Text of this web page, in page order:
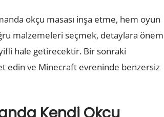
okçu masası inşa etme, hem oyun
malzemeleri seçmek, detaylara önem
hale getirecektir. Bir sonraki
edin ve Minecraft evreninde benzersiz